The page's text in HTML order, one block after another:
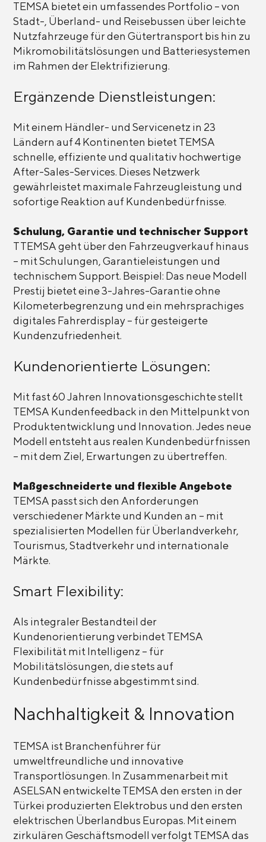
TEMSA bietet ein umfassendes Portfolio – von
Stadt-, Überland- und Reisebussen über leichte
Nutzfahrzeuge für den Gütertransport bis hin zu
Mikromobilitätslösungen und Batteriesystemen
im Rahmen der Elektrifizierung.
Ergänzende Dienstleistungen:
Mit einem Händler- und Servicenetz in 23
Ländern auf 4 Kontinenten bietet TEMSA
schnelle, effiziente und qualitativ hochwertige
After-Sales-Services. Dieses Netzwerk
gewährleistet maximale Fahrzeugleistung und
sofortige Reaktion auf Kundenbedürfnisse.
Schulung, Garantie und technischer Support
TTEMSA geht über den Fahrzeugverkauf hinaus
– mit Schulungen, Garantieleistungen und
technischem Support. Beispiel: Das neue Modell
Prestij bietet eine 3-Jahres-Garantie ohne
Kilometerbegrenzung und ein mehrsprachiges
digitales Fahrerdisplay – für gesteigerte
Kundenzufriedenheit.
Kundenorientierte Lösungen:
Mit fast 60 Jahren Innovationsgeschichte stellt
TEMSA Kundenfeedback in den Mittelpunkt von
Produktentwicklung und Innovation. Jedes neue
Modell entsteht aus realen Kundenbedürfnissen
– mit dem Ziel, Erwartungen zu übertreffen.
Maßgeschneiderte und flexible Angebote
TEMSA passt sich den Anforderungen
verschiedener Märkte und Kunden an – mit
spezialisierten Modellen für Überlandverkehr,
Tourismus, Stadtverkehr und internationale
Märkte.
Smart Flexibility:
Als integraler Bestandteil der
Kundenorientierung verbindet TEMSA
Flexibilität mit Intelligenz – für
Mobilitätslösungen, die stets auf
Kundenbedürfnisse abgestimmt sind.
Nachhaltigkeit & Innovation
TEMSA ist Branchenführer für
umweltfreundliche und innovative
Transportlösungen. In Zusammenarbeit mit
ASELSAN entwickelte TEMSA den ersten in der
Türkei produzierten Elektrobus und den ersten
elektrischen Überlandbus Europas. Mit einem
zirkulären Geschäftsmodell verfolgt TEMSA das